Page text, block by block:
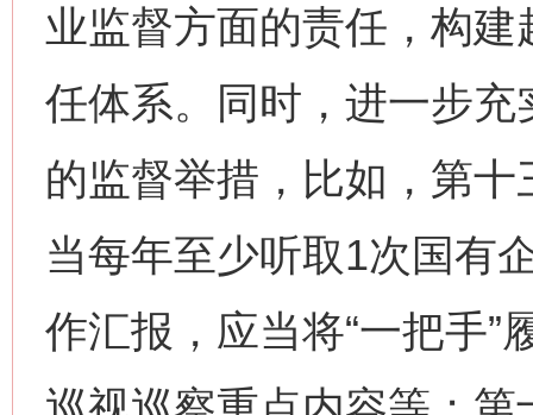
业监督方面的责任，构
任体系。同时，进一步
的监督举措，比如，第
当每年至少听取1次国有
作汇报，应当将“一把手”